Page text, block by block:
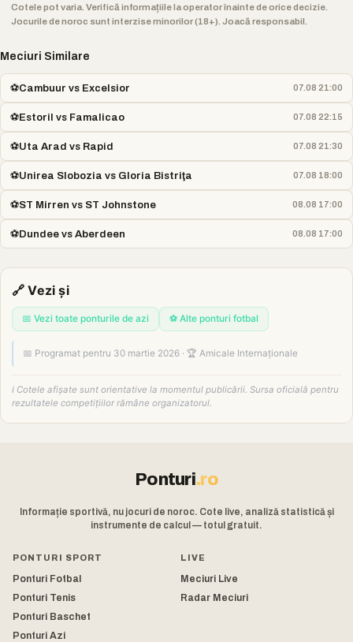
Cotele pot varia. Verifică informațiile la operator înainte de orice decizie.
Jocurile de noroc sunt interzise minorilor (18+). Joacă responsabil.
Meciuri Similare
⚽Cambuur vs Excelsior 07.08 21:00
⚽Estoril vs Famalicao 07.08 22:15
⚽Uta Arad vs Rapid 07.08 21:30
⚽Unirea Slobozia vs Gloria Bistriţa 07.08 18:00
⚽ST Mirren vs ST Johnstone 08.08 17:00
⚽Dundee vs Aberdeen 08.08 17:00
🔗 Vezi și
📅 Vezi toate ponturile de azi ⚽ Alte ponturi fotbal
📅 Programat pentru 30 martie 2026 · 🏆 Amicale Internaționale
ℹ️ Cotele afișate sunt orientative la momentul publicării. Sursa oficială pentru
rezultatele competițiilor rămâne organizatorul.
Ponturi.ro
Informație sportivă, nu jocuri de noroc. Cote live, analiză statistică și
instrumente de calcul — totul gratuit.
PONTURI SPORT
Ponturi Fotbal
Ponturi Tenis
Ponturi Baschet
Ponturi Azi
LIVE
Meciuri Live
Radar Meciuri